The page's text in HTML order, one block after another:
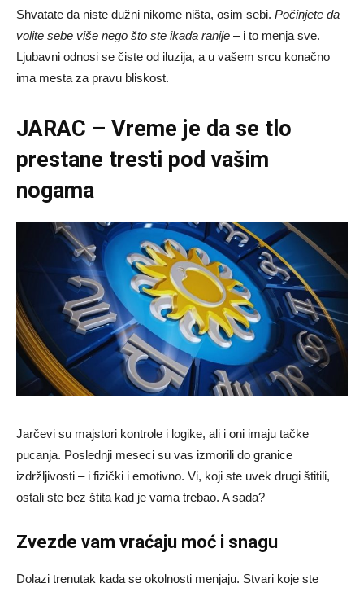
Shvatate da niste dužni nikome ništa, osim sebi. Počinjete da
volite sebe više nego što ste ikada ranije – i to menja sve.
Ljubavni odnosi se čiste od iluzija, a u vašem srcu konačno
ima mesta za pravu bliskost.
JARAC – Vreme je da se tlo
prestane tresti pod vašim
nogama
Jarčevi su majstori kontrole i logike, ali i oni imaju tačke
pucanja. Poslednji meseci su vas izmorili do granice
izdržljivosti – i fizički i emotivno. Vi, koji ste uvek drugi štitili,
ostali ste bez štita kad je vama trebao. A sada?
Zvezde vam vraćaju moć i snagu
Dolazi trenutak kada se okolnosti menjaju. Stvari koje ste